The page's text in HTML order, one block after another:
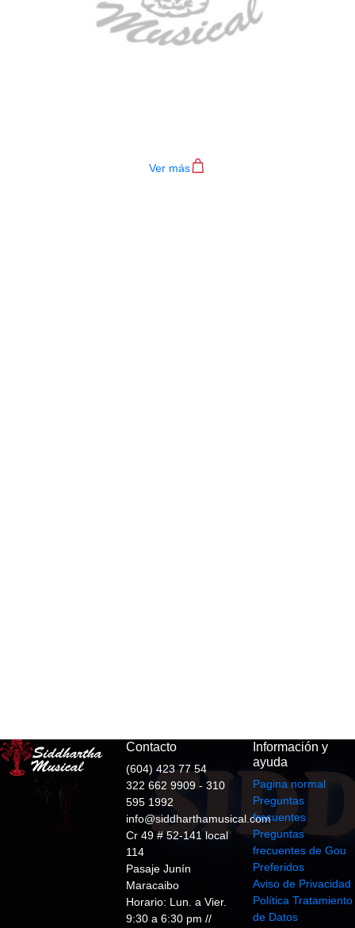
Ver más
Contacto
(604) 423 77 54
322 662 9909 - 310
595 1992
info@siddharthamusical.com
Cr 49 # 52-141 local
114
Pasaje Junín
Maracaibo
Horario: Lun. a Vier.
9:30 a 6:30 pm //
Información y
ayuda
Pagina normal
Preguntas
frecuentes
Preguntas
frecuentes de Gou
Preferidos
Aviso de Privacidad
Política Tratamiento
de Datos